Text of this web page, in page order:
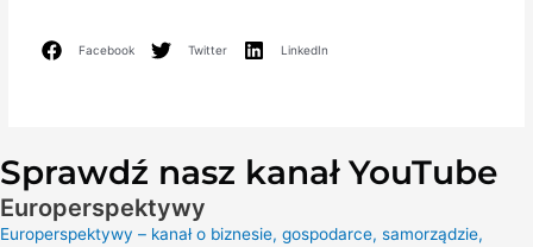
Facebook Twitter LinkedIn
Sprawdź nasz kanał YouTube
Europerspektywy
Europerspektywy – kanał o biznesie, gospodarce, samorządzie,